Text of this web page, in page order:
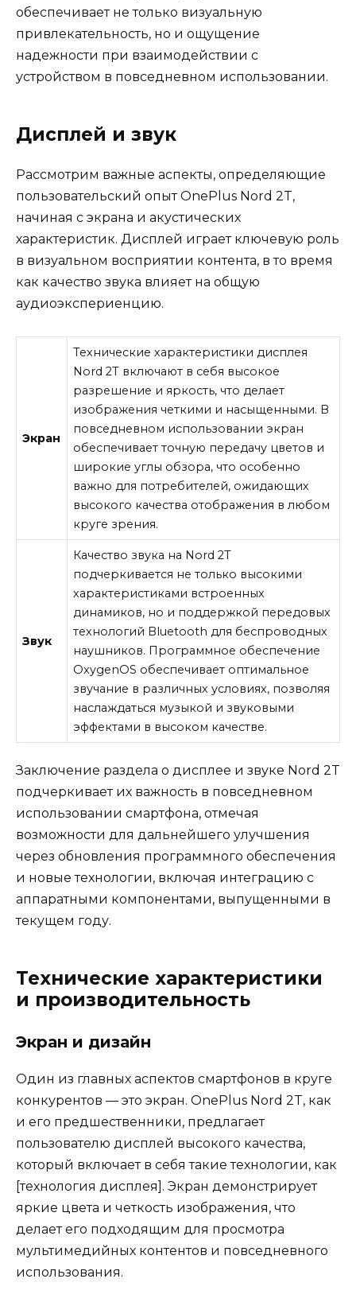
обеспечивает не только визуальную
привлекательность, но и ощущение
надежности при взаимодействии с
устройством в повседневном использовании.
Дисплей и звук
Рассмотрим важные аспекты, определяющие
пользовательский опыт OnePlus Nord 2T,
начиная с экрана и акустических
характеристик. Дисплей играет ключевую роль
в визуальном восприятии контента, в то время
как качество звука влияет на общую
аудиоэкспериенцию.
Экран
Технические характеристики дисплея
Nord 2T включают в себя высокое
разрешение и яркость, что делает
изображения четкими и насыщенными. В
повседневном использовании экран
обеспечивает точную передачу цветов и
широкие углы обзора, что особенно
важно для потребителей, ожидающих
высокого качества отображения в любом
круге зрения.
Звук
Качество звука на Nord 2T
подчеркивается не только высокими
характеристиками встроенных
динамиков, но и поддержкой передовых
технологий Bluetooth для беспроводных
наушников. Программное обеспечение
OxygenOS обеспечивает оптимальное
звучание в различных условиях, позволяя
наслаждаться музыкой и звуковыми
эффектами в высоком качестве.
Заключение раздела о дисплее и звуке Nord 2T
подчеркивает их важность в повседневном
использовании смартфона, отмечая
возможности для дальнейшего улучшения
через обновления программного обеспечения
и новые технологии, включая интеграцию с
аппаратными компонентами, выпущенными в
текущем году.
Технические характеристики
и производительность
Экран и дизайн
Один из главных аспектов смартфонов в круге
конкурентов — это экран. OnePlus Nord 2T, как
и его предшественники, предлагает
пользователю дисплей высокого качества,
который включает в себя такие технологии, как
[технология дисплея]. Экран демонстрирует
яркие цвета и четкость изображения, что
делает его подходящим для просмотра
мультимедийных контентов и повседневного
использования.